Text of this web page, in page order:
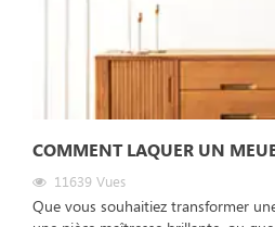
COMMENT LAQUER UN
11639 Vues
Que vous souhaitiez transformer